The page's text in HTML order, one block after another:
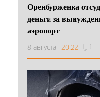
Оренбурженка
деньги за
аэропорт
8 августа 20:22